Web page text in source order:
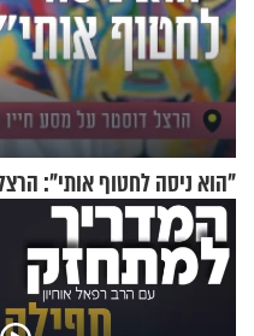
"הוא ניסה לחטוף אותי":